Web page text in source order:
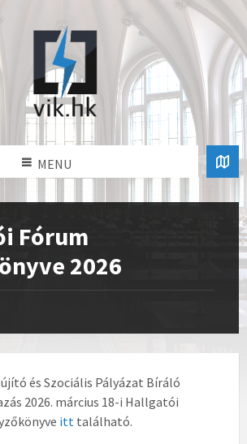
MENU
Fórum
2026
és Szociális Pályázat Bíráló
2026. március 18-i Hallgatói
itt található.